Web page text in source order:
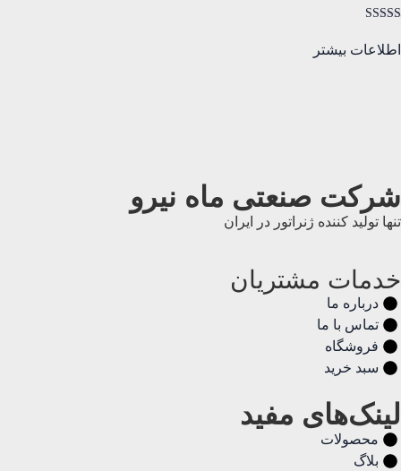
5.00
از 5
اطلاعات بیشتر
شرکت صنعتی ماه نیرو
تنها تولید کننده ژنراتور در ایران
خدمات مشتریان
درباره ما
تماس با ما
فروشگاه
سبد خرید
لینک‌های مفید
محصولات
بلاگ